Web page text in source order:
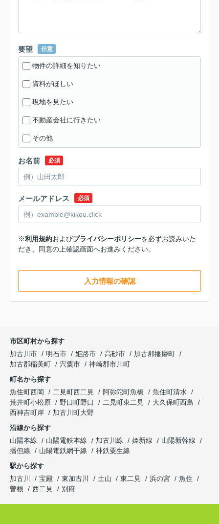
要望 任意
物件の詳細を知りたい
資料がほしい
現地を見たい
不動産会社に行きたい
その他
お名前 必須
メールアドレス 必須
※利用規約およびプライバシーポリシーを必ずお読みいた
だき、同意の上確認画面へお進みください。
入力情報の確認
市区町村から探す
加古川市
明石市 姫路市 高砂市
加古郡播磨町
加古郡稲美町
宍粟市
神崎郡市川町
町名から探す
魚住町西岡
二見町西二見 阿弥陀町魚橋
魚住町清水
荒井町小松原
野口町野口 二見町東二見
大久保町西島
西神吉町岸
加古川町大野
沿線から探す
山陽本線
山陽電鉄本線 加古川線 姫新線
山陽新幹線
播但線
山陽電鉄網干線
神鉄粟生線
駅から探す
加古川
宝殿 東加古川 土山 東二見 浜の宮
魚住
曽根
西二見 別府